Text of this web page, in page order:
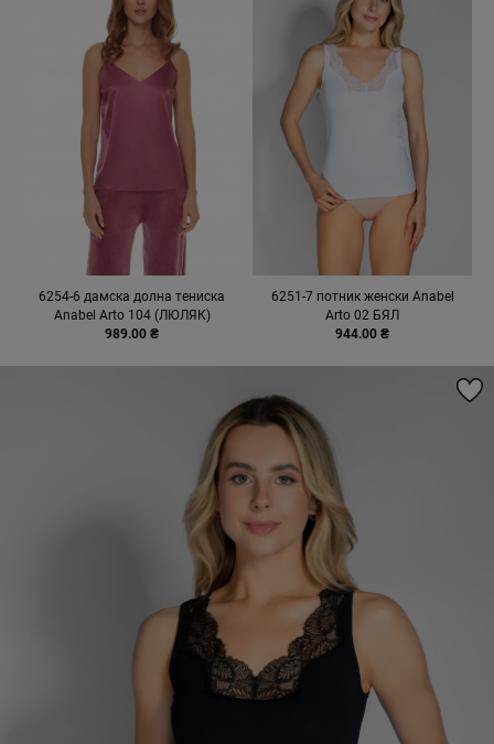
6254-6 дамска долна тениска
Anabel Arto 104 (ЛЮЛЯК)
989.00 ₴
6251-7 потник женски Anabel
Arto 02 БЯЛ
944.00 ₴